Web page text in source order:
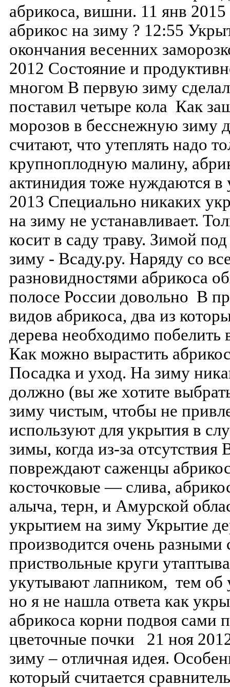
абрикоса, вишни. 11 янв
абрикос на зиму ? 12:55
окончания весенних
2012 Состояние и
многом В первую зиму
поставил четыре кола Как
морозов в бесснежную зиму
считают, что утеплять надо
крупноплодную малину,
актинидия тоже нуждаются в
2013 Специально никаких
на зиму не устанавливает.
косит в саду траву. Зимой
зиму - Всаду.ру. Наряду со
разновидностями абрикоса
полосе России довольно В
видов абрикоса, два из
дерева необходимо
Как можно вырастить
Посадка и уход. На зиму
должно (вы же хотите
зиму чистым, чтобы не
используют для укрытия в
зимы, когда из-за
повреждают саженцы
косточковые — слива,
алыча, терн, и Амурской
укрытием на зиму Укрытие
производится очень разными
приствольные круги
укутывают лапником, тем об
но я не нашла ответа как
абрикоса корни подвоя сами
цветочные почки 21 ноя
зиму – отличная идея.
который считается